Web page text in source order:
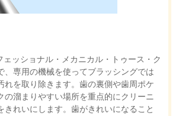
ェッショナル・メカニカル・トゥース・ク
、専用の機械を使ってブラッシングでは
れを取り除きます。歯の裏側や歯周ポケ
の溜まりやすい場所を重点的にクリーニ
きれいにします。歯がきれいになること